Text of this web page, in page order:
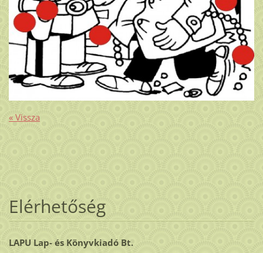
« Vissza
Elérhetőség
LAPU Lap- és Könyvkiadó Bt.